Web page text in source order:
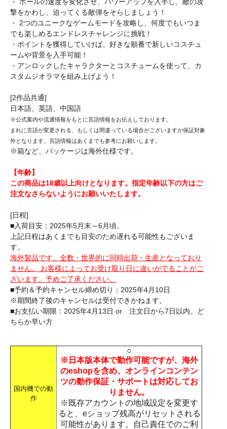
撃をかわし、迫ってくる敵弾をそらしましょう！
・ 2つのユニークなゲームモードを攻略し、何度でもいつま
でも楽しめるエンドレスチャレンジに挑戦！
・ポイントを獲得していけば、好きな順番で新しいコスチュ
ームや背景を入手可能！
・アンロックしたキャラクターとコスチュームを使って、カ
スタムジオラマを組み上げよう！
[2作品共通]
日本語、英語、中国語
※公式案内や流通情報をもとに言語情報をお伝えしております。
まれに言語が変更される、もしくは間違っている場合がございますが保証対象
外となります。言語情報はあくまでも参考にお願いします。
※箱など、パッケージは海外仕様です。
【年齢】
この商品は18歳以上向けとなります。指定年齢以下の方はご
注文なさらないようにお願いいたします。
[日程]
■入荷目安：2025年5月末～6月頃。
上記日程はあくまでも目安のため遅れる可能性もございま
す。
海外製品です。全数・世界的に同時出荷・生産となっており
ません。 お客様によってお受け取り日に違いがでることがご
ざいます。予めご了承ください。
■予約＆予約キャンセル締め切り：2025年4月10日
※期間終了後のキャンセルは受付できかねます。
■お支払い期限：2025年4月13日 or 注文日から7日以内。ど
ちらか早い方
国内機での動
作
○
※日本版本体で動作可能ですが、海外
のeshopを含め、オンラインコンテン
ツの動作保証・サポートは対応してお
りません。
※既存アカウントの地域設定を変更す
ると、eショップ残高がリセットされる
可能性があります。自己責任でのご利